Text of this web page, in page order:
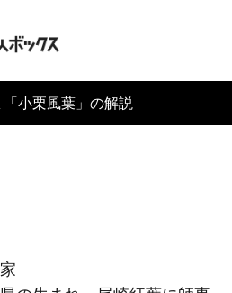
「小栗風葉」の解説